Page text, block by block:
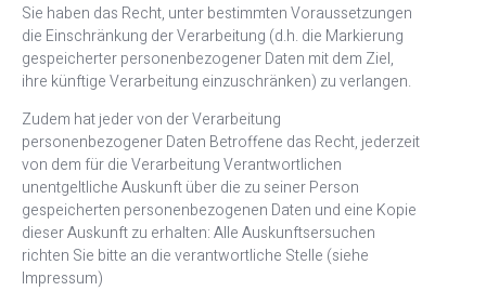
Sie haben das Recht, unter bestimmten Voraussetzungen
die Einschränkung der Verarbeitung (d.h. die Markierung
gespeicherter personenbezogener Daten mit dem Ziel,
ihre künftige Verarbeitung einzuschränken) zu verlangen.
Zudem hat jeder von der Verarbeitung
personenbezogener Daten Betroffene das Recht, jederzeit
von dem für die Verarbeitung Verantwortlichen
unentgeltliche Auskunft über die zu seiner Person
gespeicherten personenbezogenen Daten und eine Kopie
dieser Auskunft zu erhalten: Alle Auskunftsersuchen
richten Sie bitte an die verantwortliche Stelle (siehe
Impressum)